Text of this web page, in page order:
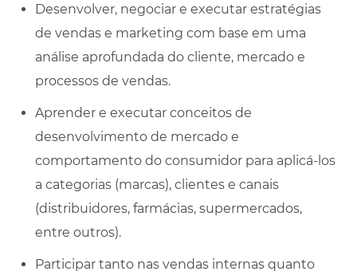
Desenvolver, negociar e executar estratégias
de vendas e marketing com base em uma
análise aprofundada do cliente, mercado e
processos de vendas.
Aprender e executar conceitos de
desenvolvimento de mercado e
comportamento do consumidor para aplicá-los
a categorias (marcas), clientes e canais
(distribuidores, farmácias, supermercados,
entre outros).
Participar tanto nas vendas internas quanto